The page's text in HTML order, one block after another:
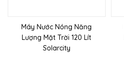
Máy Nước Nóng Năng
Lượng Mặt Trời 120 Lít
Solarcity